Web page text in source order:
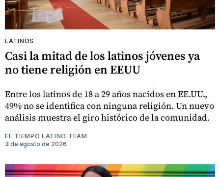
LATINOS
Casi la mitad de los latinos jóvenes ya
no tiene religión en EEUU
Entre los latinos de 18 a 29 años nacidos en EE.UU.,
49% no se identifica con ninguna religión. Un nuevo
análisis muestra el giro histórico de la comunidad.
EL TIEMPO LATINO TEAM
3 de agosto de 2026